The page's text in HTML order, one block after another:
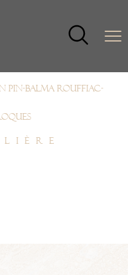
Pin-Balma Rouffiac-